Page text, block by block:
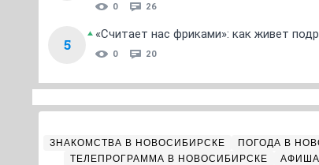
0 26
5
«Считает нас фриками»: как живет
0 20
ЗНАКОМСТВА В НОВОСИБИРСКЕ ПОГОДА В
ТЕЛЕПРОГРАММА В НОВОСИБИРСКЕ